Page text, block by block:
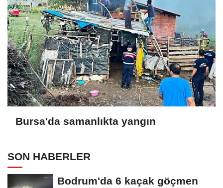
Bursa'da samanlıkta yangın
SON HABERLER
Bodrum'da 6 kaçak göçmen